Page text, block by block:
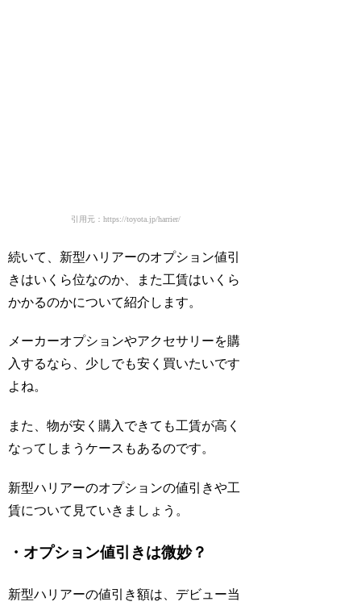
引用元：https://toyota.jp/harrier/
続いて、新型ハリアーのオプション値引
きはいくら位なのか、また工賃はいくら
かかるのかについて紹介します。
メーカーオプションやアクセサリーを購
入するなら、少しでも安く買いたいです
よね。
また、物が安く購入できても工賃が高く
なってしまうケースもあるのです。
新型ハリアーのオプションの値引きや工
賃について見ていきましょう。
・オプション値引きは微妙？
新型ハリアーの値引き額は、デビュー当